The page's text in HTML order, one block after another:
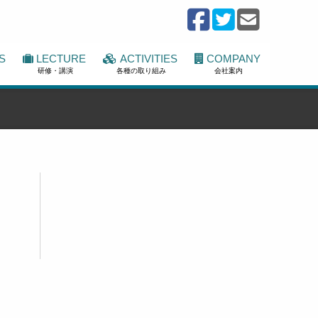
LECTURE
研修・講演
ACTIVITIES
各種の取り組み
COMPANY
会社案内